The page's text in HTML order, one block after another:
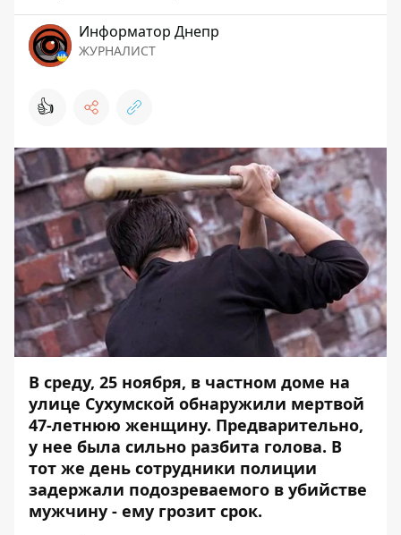
Информатор Днепр
ЖУРНАЛИСТ
👍
В среду, 25 ноября, в частном доме на
улице Сухумской обнаружили мертвой
47-летнюю женщину. Предварительно,
у нее была сильно разбита голова. В
тот же день сотрудники полиции
задержали подозреваемого в убийстве
мужчину - ему грозит срок.